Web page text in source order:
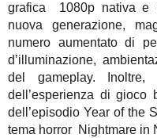
grafica 1080p nativa e
nuova generazione,
numero aumentato di
d’illuminazione,
del gameplay. Inoltre,
dell’esperienza di gioco
dell’episodio Year of the
tema horror Nightmare in